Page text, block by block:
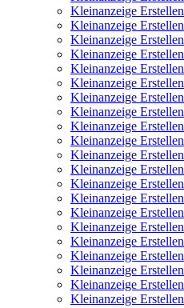
Kleinanzeige Erstellen
Kleinanzeige Erstellen
Kleinanzeige Erstellen
Kleinanzeige Erstellen
Kleinanzeige Erstellen
Kleinanzeige Erstellen
Kleinanzeige Erstellen
Kleinanzeige Erstellen
Kleinanzeige Erstellen
Kleinanzeige Erstellen
Kleinanzeige Erstellen
Kleinanzeige Erstellen
Kleinanzeige Erstellen
Kleinanzeige Erstellen
Kleinanzeige Erstellen
Kleinanzeige Erstellen
Kleinanzeige Erstellen
Kleinanzeige Erstellen
Kleinanzeige Erstellen
Kleinanzeige Erstellen
Kleinanzeige Erstellen